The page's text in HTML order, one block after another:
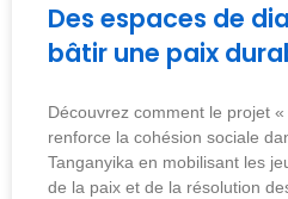
Des espaces de
bâtir une paix
Découvrez comment le projet
renforce la cohésion sociale
Tanganyika en mobilisant les
de la paix et de la résolution